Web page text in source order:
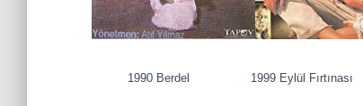
1990 Berdel 1999 Eylül